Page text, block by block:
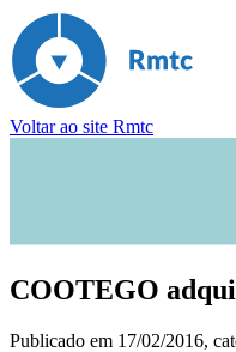
Voltar ao site Rmtc
COOTEGO
Publicado em 17/02/2016,